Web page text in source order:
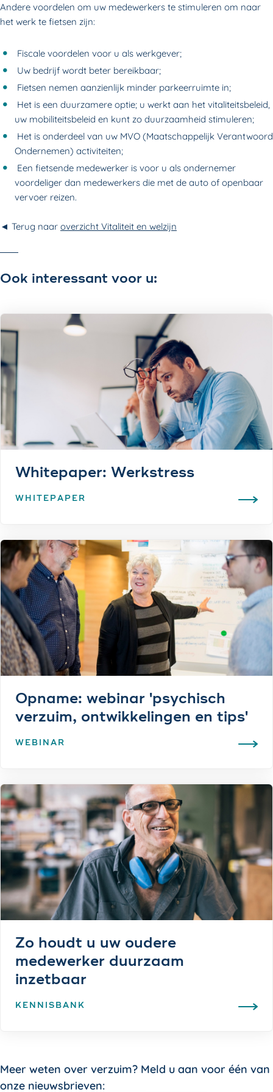
Andere voordelen om uw medewerkers te stimuleren om naar
het werk te fietsen zijn:
Fiscale voordelen voor u als werkgever;
Uw bedrijf wordt beter bereikbaar;
Fietsen nemen aanzienlijk minder parkeerruimte in;
Het is een duurzamere optie; u werkt aan het vitaliteitsbeleid,
uw mobiliteitsbeleid en kunt zo duurzaamheid stimuleren;
Het is onderdeel van uw MVO (Maatschappelijk Verantwoord
Ondernemen) activiteiten;
Een fietsende medewerker is voor u als ondernemer
voordeliger dan medewerkers die met de auto of openbaar
vervoer reizen.
◄ Terug naar overzicht Vitaliteit en welzijn
Ook interessant voor u:
Whitepaper: Werkstress
WHITEPAPER
Opname: webinar 'psychisch
verzuim, ontwikkelingen en tips'
WEBINAR
Zo houdt u uw oudere
medewerker duurzaam
inzetbaar
KENNISBANK
Meer weten over verzuim? Meld u aan voor één van
onze nieuwsbrieven: